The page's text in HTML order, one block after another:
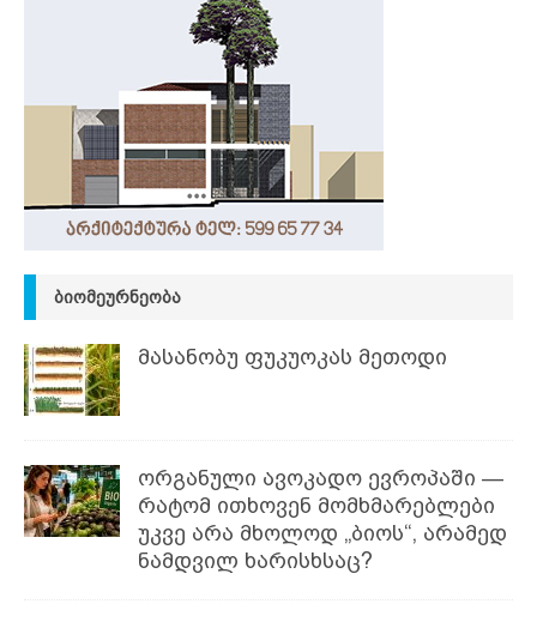
ᲑᲘᲝᲛᲔᲣᲠᲜᲔᲝᲑᲐ
მასანობუ ფუკუოკას მეთოდი
ორგანული ავოკადო ევროპაში —
რატომ ითხოვენ მომხმარებლები
უკვე არა მხოლოდ „ბიოს“, არამედ
ნამდვილ ხარისხსაც?